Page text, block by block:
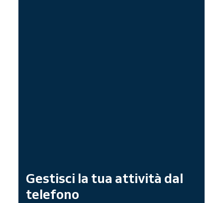
Gestisci la tua attività dal
telefono